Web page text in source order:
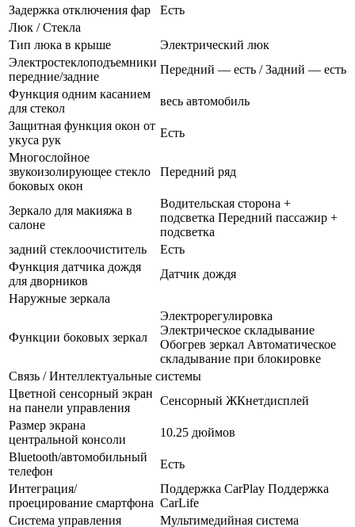
Задержка отключения фар
Есть
Люк / Стекла
Тип люка в крыше
Электрический люк
Электростеклоподъемники
передние/задние
Передний — есть / Задний — есть
Функция одним касанием
для стекол
весь автомобиль
Защитная функция окон от
укуса рук
Есть
Многослойное
звукоизолирующее стекло
боковых окон
Передний ряд
Зеркало для макияжа в
салоне
Водительская сторона +
подсветка Передний пассажир +
подсветка
задний стеклоочиститель
Есть
Функция датчика дождя
для дворников
Датчик дождя
Наружные зеркала
Функции боковых зеркал
Электрорегулировка
Электрическое складывание
Обогрев зеркал Автоматическое
складывание при блокировке
Связь / Интеллектуальные системы
Цветной сенсорный экран
на панели управления
Сенсорный ЖКнетдисплей
Размер экрана
центральной консоли
10.25 дюймов
Bluetooth/автомобильный
телефон
Есть
Интеграция/
проецирование смартфона
Поддержка CarPlay Поддержка
CarLife
Система управления
Мультимедийная система